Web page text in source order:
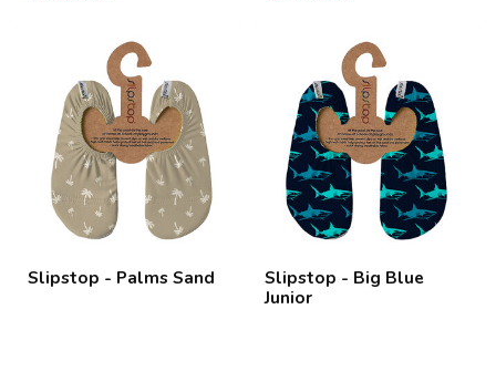
Slipstop - Palms Sand
Slipstop - Big Blue
Junior